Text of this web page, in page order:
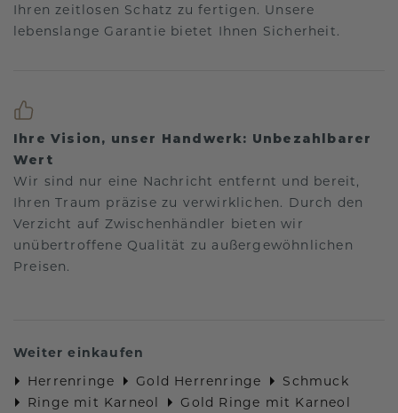
Ihren zeitlosen Schatz zu fertigen. Unsere
lebenslange Garantie bietet Ihnen Sicherheit.
Ihre Vision, unser Handwerk: Unbezahlbarer
Wert
Wir sind nur eine Nachricht entfernt und bereit,
Ihren Traum präzise zu verwirklichen. Durch den
Verzicht auf Zwischenhändler bieten wir
unübertroffene Qualität zu außergewöhnlichen
Preisen.
Weiter einkaufen
Herrenringe
Gold Herrenringe
Schmuck
Ringe mit Karneol
Gold Ringe mit Karneol